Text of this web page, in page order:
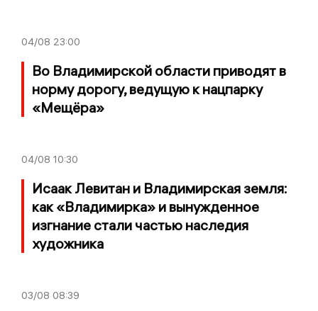
04/08 23:00
Во Владимирской области приводят в
норму дорогу, ведущую к нацпарку
«Мещёра»
04/08 10:30
Исаак Левитан и Владимирская земля:
как «Владимирка» и вынужденное
изгнание стали частью наследия
художника
03/08 08:39